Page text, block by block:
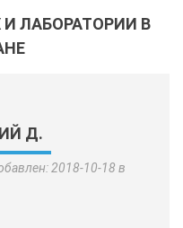
ЛАБОРАТОРИИ В
Д.
2018-10-18 в